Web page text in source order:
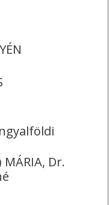
MÁRIA, Dr.